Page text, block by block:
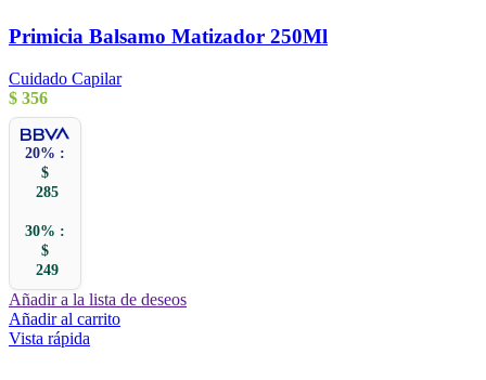
Primicia Balsamo Matizador 250Ml
Cuidado Capilar
$ 356
20% :
$
285
30% :
$
249
Añadir a la lista de deseos
Añadir al carrito
Vista rápida